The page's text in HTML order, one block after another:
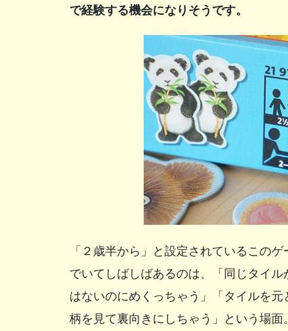
で経験する機会になりそうです。
「２歳半から」と設定されているこの
でいてしばしばあるのは、「同じタイ
はないのにめくっちゃう」「タイルを
柄を見て裏向きにしちゃう」という場面。